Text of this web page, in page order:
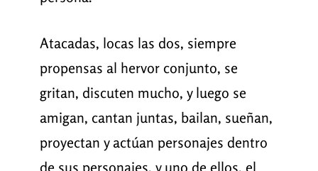
Atacadas, locas las dos, siempre
propensas al hervor conjunto, se
gritan, discuten mucho, y luego se
amigan, cantan juntas, bailan, sueñan,
proyectan y actúan personajes dentro
de sus personajes, y uno de ellos, el